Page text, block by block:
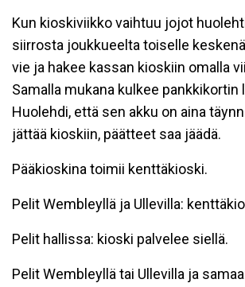
Kun kioskiviikko vaihtuu jojot
siirrosta joukkueelta toiselle
vie ja hakee kassan kioskiin omalla
Samalla mukana kulkee pankkikortin
Huolehdi, että sen akku on aina
jättää kioskiin, päätteet saa jäädä.
Pääkioskina toimii kenttäkioski.
Pelit Wembleyllä ja Ullevilla:
Pelit hallissa: kioski palvelee siellä.
Pelit Wembleyllä tai Ullevilla ja